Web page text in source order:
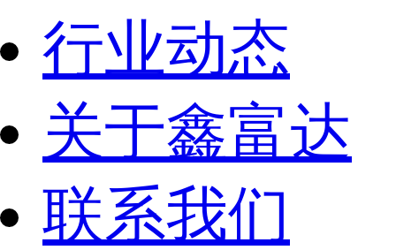
行业动态
关于鑫富达
联系我们